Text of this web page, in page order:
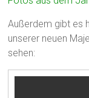
Außerdem gibt es
unserer neuen
sehen: